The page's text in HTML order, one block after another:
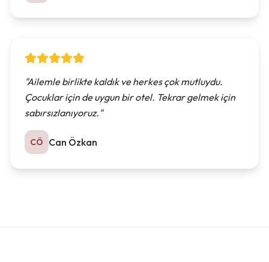
"Ailemle birlikte kaldık ve herkes çok mutluydu.
Çocuklar için de uygun bir otel. Tekrar gelmek için
sabırsızlanıyoruz. "
CÖ Can Özkan